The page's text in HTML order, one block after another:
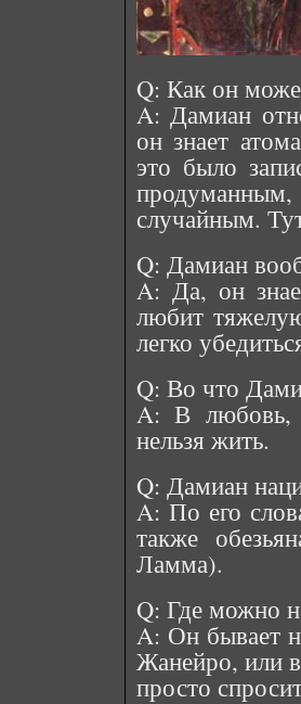
Q: Как он
A: Дамиан
он знает
это было
случайным.
Q: Дамиан
A: Да, он
любит
легко
Q: Во что
A: В любовь,
нельзя жить.
Q: Дамиан
A: По его
также
Ламма).
Q: Где можно
A: Он бывает
Жанейро, или
просто